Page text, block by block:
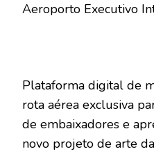
Aeroporto Executivo
Plataforma digital de
rota aérea exclusiva
de embaixadores e
novo projeto de arte